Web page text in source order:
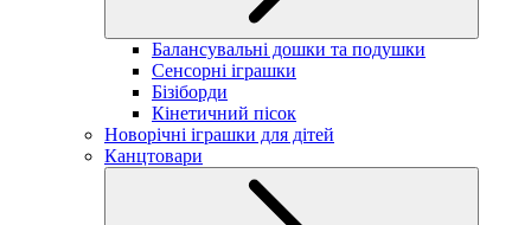
Балансувальні дошки та подушки
Сенсорні іграшки
Бізіборди
Кінетичний пісок
Новорічні іграшки для дітей
Канцтовари